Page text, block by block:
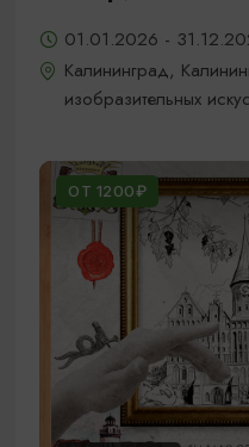
01.01.2026 -
Калининград,
изобразительных
ОТ 1200₽